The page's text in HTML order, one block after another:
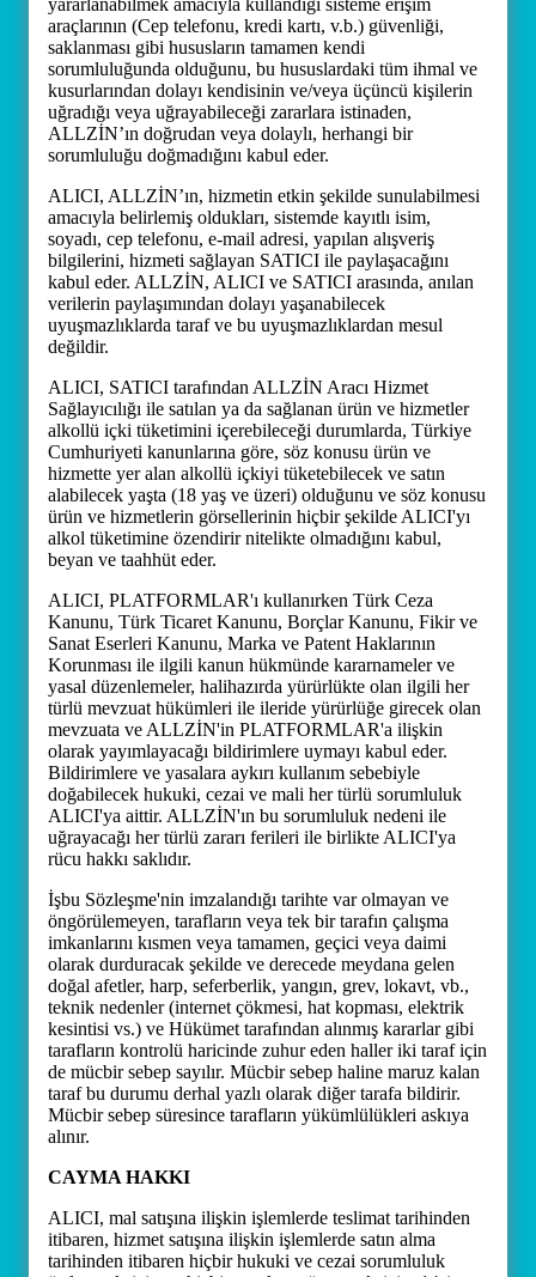
yararlanabilmek amacıyla kullandığı sisteme erişim
araçlarının (Cep telefonu, kredi kartı, v.b.) güvenliği,
saklanması gibi hususların tamamen kendi
sorumluluğunda olduğunu, bu hususlardaki tüm ihmal ve
kusurlarından dolayı kendisinin ve/veya üçüncü kişilerin
uğradığı veya uğrayabileceği zararlara istinaden,
ALLZİN’ın doğrudan veya dolaylı, herhangi bir
sorumluluğu doğmadığını kabul eder.
ALICI, ALLZİN’ın, hizmetin etkin şekilde sunulabilmesi
amacıyla belirlemiş oldukları, sistemde kayıtlı isim,
soyadı, cep telefonu, e-mail adresi, yapılan alışveriş
bilgilerini, hizmeti sağlayan SATICI ile paylaşacağını
kabul eder. ALLZİN, ALICI ve SATICI arasında, anılan
verilerin paylaşımından dolayı yaşanabilecek
uyuşmazlıklarda taraf ve bu uyuşmazlıklardan mesul
değildir.
ALICI, SATICI tarafından ALLZİN Aracı Hizmet
Sağlayıcılığı ile satılan ya da sağlanan ürün ve hizmetler
alkollü içki tüketimini içerebileceği durumlarda, Türkiye
Cumhuriyeti kanunlarına göre, söz konusu ürün ve
hizmette yer alan alkollü içkiyi tüketebilecek ve satın
alabilecek yaşta (18 yaş ve üzeri) olduğunu ve söz konusu
ürün ve hizmetlerin görsellerinin hiçbir şekilde ALICI'yı
alkol tüketimine özendirir nitelikte olmadığını kabul,
beyan ve taahhüt eder.
ALICI, PLATFORMLAR'ı kullanırken Türk Ceza
Kanunu, Türk Ticaret Kanunu, Borçlar Kanunu, Fikir ve
Sanat Eserleri Kanunu, Marka ve Patent Haklarının
Korunması ile ilgili kanun hükmünde kararnameler ve
yasal düzenlemeler, halihazırda yürürlükte olan ilgili her
türlü mevzuat hükümleri ile ileride yürürlüğe girecek olan
mevzuata ve ALLZİN'in PLATFORMLAR'a ilişkin
olarak yayımlayacağı bildirimlere uymayı kabul eder.
Bildirimlere ve yasalara aykırı kullanım sebebiyle
doğabilecek hukuki, cezai ve mali her türlü sorumluluk
ALICI'ya aittir. ALLZİN'ın bu sorumluluk nedeni ile
uğrayacağı her türlü zararı ferileri ile birlikte ALICI'ya
rücu hakkı saklıdır.
İşbu Sözleşme'nin imzalandığı tarihte var olmayan ve
öngörülemeyen, tarafların veya tek bir tarafın çalışma
imkanlarını kısmen veya tamamen, geçici veya daimi
olarak durduracak şekilde ve derecede meydana gelen
doğal afetler, harp, seferberlik, yangın, grev, lokavt, vb.,
teknik nedenler (internet çökmesi, hat kopması, elektrik
kesintisi vs.) ve Hükümet tarafından alınmış kararlar gibi
tarafların kontrolü haricinde zuhur eden haller iki taraf için
de mücbir sebep sayılır. Mücbir sebep haline maruz kalan
taraf bu durumu derhal yazlı olarak diğer tarafa bildirir.
Mücbir sebep süresince tarafların yükümlülükleri askıya
alınır.
CAYMA HAKKI
ALICI, mal satışına ilişkin işlemlerde teslimat tarihinden
itibaren, hizmet satışına ilişkin işlemlerde satın alma
tarihinden itibaren hiçbir hukuki ve cezai sorumluluk